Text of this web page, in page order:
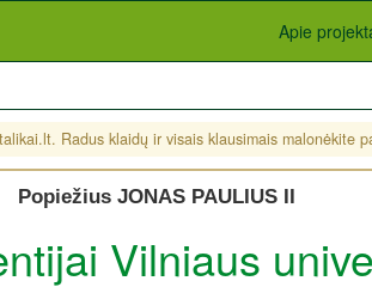
Apie
Radus klaidų ir visais klausimais malonėkite
Popiežius JONAS PAULIUS II
Vilniaus